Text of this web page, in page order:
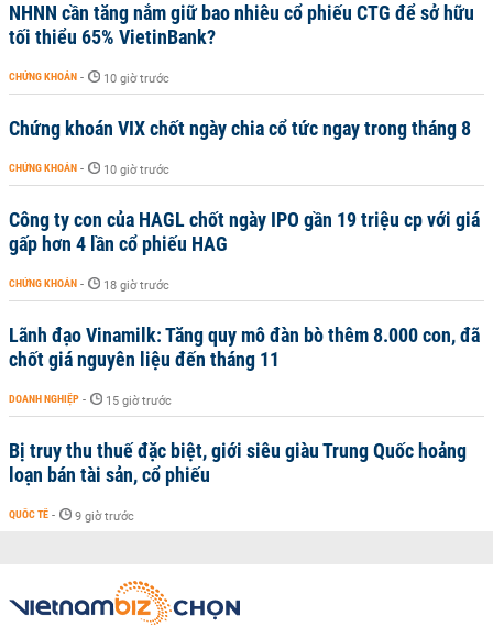
NHNN cần tăng nắm giữ bao nhiêu cổ phiếu CTG để sở hữu
tối thiểu 65% VietinBank?
CHỨNG KHOÁN - 10 giờ trước
Chứng khoán VIX chốt ngày chia cổ tức ngay trong tháng 8
CHỨNG KHOÁN - 10 giờ trước
Công ty con của HAGL chốt ngày IPO gần 19 triệu cp với giá
gấp hơn 4 lần cổ phiếu HAG
CHỨNG KHOÁN - 18 giờ trước
Lãnh đạo Vinamilk: Tăng quy mô đàn bò thêm 8.000 con, đã
chốt giá nguyên liệu đến tháng 11
DOANH NGHIỆP - 15 giờ trước
Bị truy thu thuế đặc biệt, giới siêu giàu Trung Quốc hoảng
loạn bán tài sản, cổ phiếu
QUỐC TẾ - 9 giờ trước